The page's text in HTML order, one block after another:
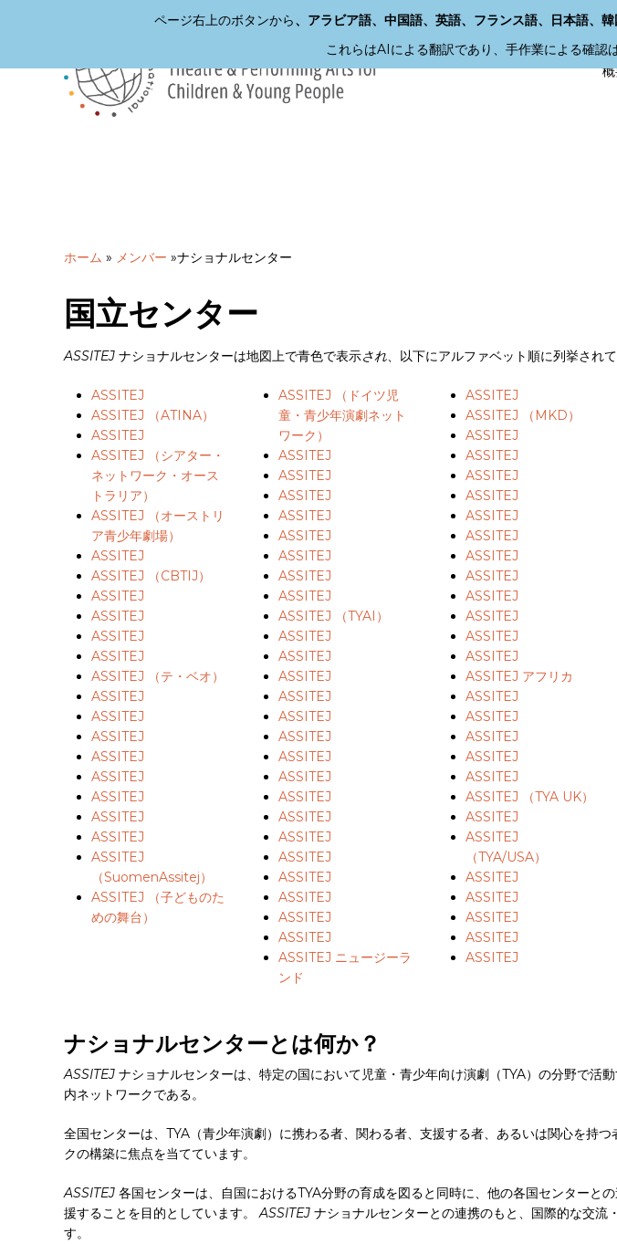
Enterキーを押して検索するか、ESCキーを押して閉じる
ホーム » メンバー »ナショナルセンター
国立センター
ASSITEJナショナルセンターは地図上で青色で表示され、以下にアルファベット順に列挙されて
ASSITEJ
ASSITEJ （ATINA）
ASSITEJ
ASSITEJ （シアター・
ネットワーク・オース
トラリア）
ASSITEJ （オーストリ
ア青少年劇場）
ASSITEJ
ASSITEJ （CBTIJ）
ASSITEJ
ASSITEJ
ASSITEJ
ASSITEJ
ASSITEJ （テ・ベオ）
ASSITEJ
ASSITEJ
ASSITEJ
ASSITEJ
ASSITEJ
ASSITEJ
ASSITEJ
ASSITEJ
ASSITEJ
（SuomenAssitej）
ASSITEJ （子どものた
めの舞台）
ASSITEJ （ドイツ児
童・青少年演劇ネット
ワーク）
ASSITEJ
ASSITEJ
ASSITEJ
ASSITEJ
ASSITEJ
ASSITEJ
ASSITEJ
ASSITEJ
ASSITEJ （TYAI）
ASSITEJ
ASSITEJ
ASSITEJ
ASSITEJ
ASSITEJ
ASSITEJ
ASSITEJ
ASSITEJ
ASSITEJ
ASSITEJ
ASSITEJ
ASSITEJ
ASSITEJ
ASSITEJ
ASSITEJ
ASSITEJ
ASSITEJ ニュージーラ
ンド
ASSITEJ
ASSITEJ （MKD）
ASSITEJ
ASSITEJ
ASSITEJ
ASSITEJ
ASSITEJ
ASSITEJ
ASSITEJ
ASSITEJ
ASSITEJ
ASSITEJ
ASSITEJ
ASSITEJ
ASSITEJ アフリカ
ASSITEJ
ASSITEJ
ASSITEJ
ASSITEJ
ASSITEJ
ASSITEJ （TYA UK）
ASSITEJ
ASSITEJ
（TYA/USA）
ASSITEJ
ASSITEJ
ASSITEJ
ASSITEJ
ASSITEJ
ナショナルセンターとは何か？
ASSITEJ ナショナルセンターは、特定の国において児童・青少年向け演劇（TYA）の分野で活
内ネットワークである。
全国センターは、TYA（青少年演劇）に携わる者、関わる者、支援する者、あるいは関心を持
クの構築に焦点を当てています。
ASSITEJ 各国センターは、自国におけるTYA分野の育成を図ると同時に、他の各国センターと
援することを目的としています。ASSITEJ ナショナルセンターとの連携のもと、国際的な交流
す。
ページ右上のボタンから、アラビア語、中国語、英語、フランス語、日本語、
これらはAIによる翻訳であり、手作業による確認